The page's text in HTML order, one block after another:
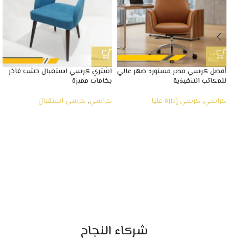
أفضل كرسي مدير مستورد ضهر عالي
للمكاتب التنفيذية
كراسي, كرسي إدارة عليا
اشتري كرسي استقبال خشب فاخر
بخامات مميزة
كراسي, كرسى استقبال
شركاء النجاح